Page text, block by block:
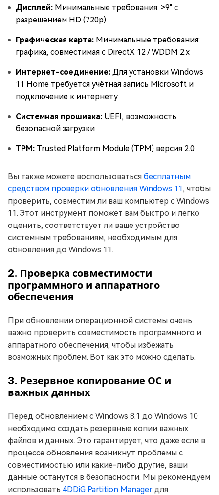
Дисплей: Минимальные требования: >9" с
разрешением HD (720p)
Графическая карта: Минимальные требования:
графика, совместимая с DirectX 12 / WDDM 2.x
Интернет-соединение: Для установки Windows
11 Home требуется учётная запись Microsoft и
подключение к интернету
Системная прошивка: UEFI, возможность
безопасной загрузки
TPM: Trusted Platform Module (TPM) версия 2.0
Вы также можете воспользоваться бесплатным
средством проверки обновления Windows 11 , чтобы
проверить, совместим ли ваш компьютер с Windows
11. Этот инструмент поможет вам быстро и легко
оценить, соответствует ли ваше устройство
системным требованиям, необходимым для
обновления до Windows 11.
2. Проверка совместимости
программного и аппаратного
обеспечения
При обновлении операционной системы очень
важно проверить совместимость программного и
аппаратного обеспечения, чтобы избежать
возможных проблем. Вот как это можно сделать.
3. Резервное копирование ОС и
важных данных
Перед обновлением с Windows 8.1 до Windows 10
необходимо создать резервные копии важных
файлов и данных. Это гарантирует, что даже если в
процессе обновления возникнут проблемы с
совместимостью или какие-либо другие, ваши
данные останутся в безопасности. Мы рекомендуем
использовать 4DDiG Partition Manager для